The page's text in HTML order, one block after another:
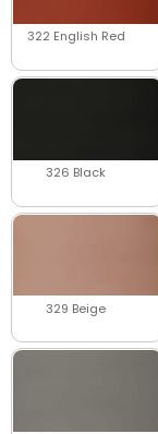
322 English Red
326 Black
329 Beige